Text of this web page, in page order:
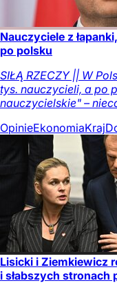
Nauczyciele z
po polsku
SIŁĄ RZECZY || W
tys. nauczycieli, a po
nauczycielskie" –
OpinieEkonomiaKraj
Lisicki i Ziemkiewicz
i słabszych